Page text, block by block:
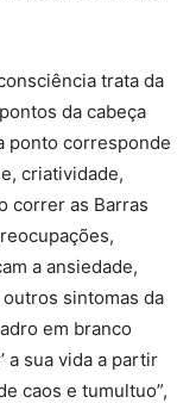
trata da
da cabeça
ponto corresponde
criatividade,
correr as Barras
a ansiedade,
sintomas da
em branco
a sua vida a partir
caos e tumultuo”,